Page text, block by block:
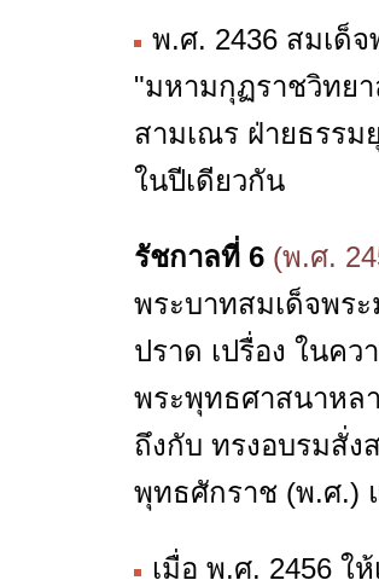
พ.ศ. 2436 สมเด็
"มหามกุฏราชวิทย
สามเณร ฝ่ายธรรม
ในปีเดียวกัน
รัชกาลที่ 6 (พ.ศ.
พระบาทสมเด็จพร
ปราด เปรื่อง ในค
พระพุทธศาสนาหลา
ถึงกับ ทรงอบรมสั่ง
พุทธศักราช (พ.ศ.)
เมื่อ พ.ศ. 2456 ใ